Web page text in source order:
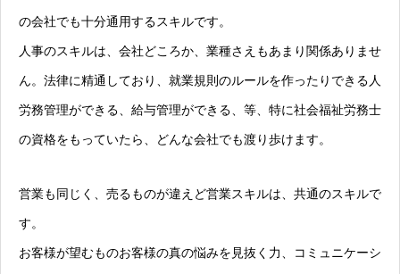
の会社でも十分通用するスキルです。
人事のスキルは、会社どころか、業種さえもあまり関係ありませ
ん。法律に精通しており、就業規則のルールを作ったりできる人
労務管理ができる、給与管理ができる、等、特に社会福祉労務士
の資格をもっていたら、どんな会社でも渡り歩けます。
営業も同じく、売るものが違えど営業スキルは、共通のスキルで
す。
お客様が望むものお客様の真の悩みを見抜く力、コミュニケーシ